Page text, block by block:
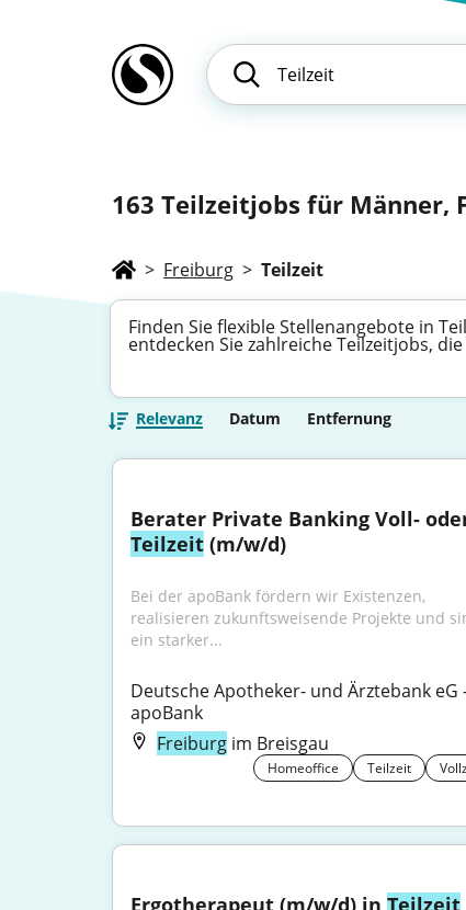
163 Teilzeitjobs für Männer,
> Freiburg > Teilzeit
Finden Sie flexible Stellenangebote in
entdecken Sie zahlreiche Teilzeitjobs,
Relevanz Datum Entfernung
Teilzeit (m/w/d)
Bei der apoBank fördern wir Existenzen,
realisieren zukunftsweisende Projekte und
ein starker...
Deutsche Apotheker- und Ärztebank eG
apoBank
Freiburg im Breisgau
Homeoffice Teilzeit
Ergotherapeut (m/w/d) in Teilzeit